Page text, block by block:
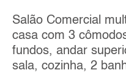
Salão Comercial
casa com 3
fundos, andar
sala, cozinha, 2